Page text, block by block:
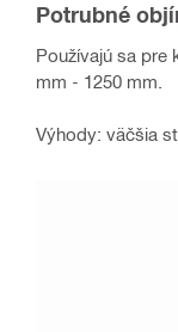
Potrubné
Používajú sa pre
mm - 1250 mm.
Výhody: väčšia